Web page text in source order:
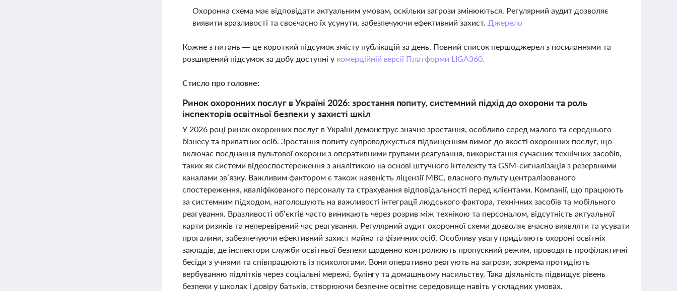
Охоронна схема має відповідати актуальним умовам, оскільки загрози змінюються. Регулярний аудит дозволяє
виявити вразливості та своєчасно їх усунути, забезпечуючи ефективний захист. Джерело
Кожне з питань — це короткий підсумок змісту публікацій за день. Повний список першоджерел з посиланнями та
розширений підсумок за добу доступні у комерційній версії Платформи LIGA360.
Стисло про головне:
Ринок охоронних послуг в Україні 2026: зростання попиту, системний підхід до охорони та роль
інспекторів освітньої безпеки у захисті шкіл
У 2026 році ринок охоронних послуг в Україні демонструє значне зростання, особливо серед малого та середнього
бізнесу та приватних осіб. Зростання попиту супроводжується підвищенням вимог до якості охоронних послуг, що
включає поєднання пультової охорони з оперативними групами реагування, використання сучасних технічних засобів,
таких як системи відеоспостереження з аналітикою на основі штучного інтелекту та GSM-сигналізація з резервними
каналами зв’язку. Важливим фактором є також наявність ліцензії МВС, власного пульту централізованого
спостереження, кваліфікованого персоналу та страхування відповідальності перед клієнтами. Компанії, що працюють
за системним підходом, наголошують на важливості інтеграції людського фактора, технічних засобів та мобільного
реагування. Вразливості об’єктів часто виникають через розрив між технікою та персоналом, відсутність актуальної
карти ризиків та неперевірений час реагування. Регулярний аудит охоронної схеми дозволяє вчасно виявляти та усувати
прогалини, забезпечуючи ефективний захист майна та фізичних осіб. Особливу увагу приділяють охороні освітніх
закладів, де інспектори служби освітньої безпеки щоденно контролюють пропускний режим, проводять профілактичні
бесіди з учнями та співпрацюють із психологами. Вони оперативно реагують на загрози, зокрема протидіють
вербуванню підлітків через соціальні мережі, булінгу та домашньому насильству. Така діяльність підвищує рівень
безпеки у школах і довіру батьків, створюючи безпечне освітнє середовище навіть у складних умовах.